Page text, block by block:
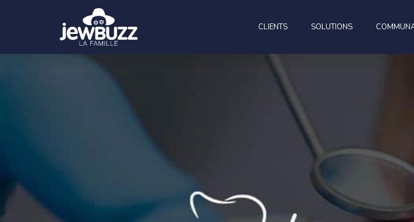
CLIENTS SOLUTIONS